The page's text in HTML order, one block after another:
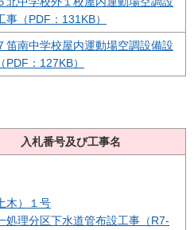
事（PDF：131KB）
笛南中学校屋内運動場空調設備設
PDF：127KB）
入札番号及び工事名
木）１号
理分区下水道管布設工事（R7-